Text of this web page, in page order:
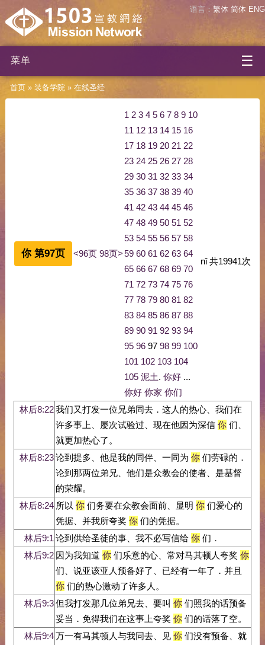
语言： 繁体 简体 ENG
菜单 ☰
首页» 装备学院 » 在线圣经
你 第97页 <96页 98页>
1 2 3 4 5 6 7 8 9 10
11 12 13 14 15 16
17 18 19 20 21 22
23 24 25 26 27 28
29 30 31 32 33 34
35 36 37 38 39 40
41 42 43 44 45 46
47 48 49 50 51 52
53 54 55 56 57 58
59 60 61 62 63 64
65 66 67 68 69 70
71 72 73 74 75 76
77 78 79 80 81 82
83 84 85 86 87 88
89 90 91 92 93 94
95 96 97 98 99 100
101 102 103 104
105 泥土. 你好...
你好 你家 你们
nǐ共19941次
林后8:22我们又打发一位兄弟同去．这人的热心、我们在
许多事上、屡次试验过、现在他因为深信 你们、
就更加热心了。
林后8:23论到提多、他是我的同伴、一同为 你们劳碌的．
论到那两位弟兄、他们是众教会的使者、是基督
的荣耀。
林后8:24 所以 你们务要在众教会面前、显明 你们爱心的
凭据、并我所夸奖 你们的凭据。
林后9:1 论到供给圣徒的事、我不必写信给 你们．
林后9:2 因为我知道 你们乐意的心、常对马其顿人夸奖 你
们、说亚该亚人预备好了、已经有一年了．并且
你们的热心激动了许多人。
林后9:3但我打发那几位弟兄去、要叫 你们照我的话预备
妥当．免得我们在这事上夸奖 你们的话落了空。
林后9:4万一有马其顿人与我同去、见 你们没有预备、就